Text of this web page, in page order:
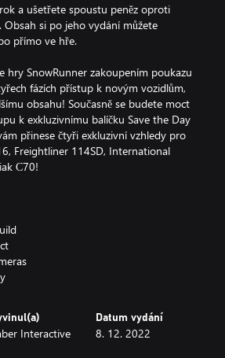
a ušetřete spoustu peněz oproti
si po jeho vydání můžete
přímo ve hře.
hry SnowRunner zakoupením poukazu
fázích přístup k novým vozidlům,
obsahu! Současně se budete moct
k exkluzivnímu balíčku Save the Day
přinese čtyři exkluzivní vzhledy pro
Freightliner 114SD, International
С70!
Interactive
Datum vydání
8. 12. 2022